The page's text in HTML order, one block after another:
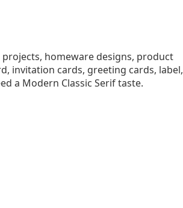
homeware designs, product
invitation cards, greeting cards, label,
a Modern Classic Serif taste.